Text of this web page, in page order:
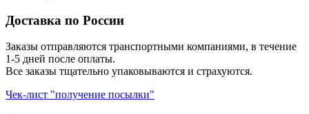
Доставка по России
Заказы отправляются транспортными компаниями, в течение
1-5 дней после оплаты.
Все заказы тщательно упаковываются и страхуются.
Чек-лист "получение посылки"